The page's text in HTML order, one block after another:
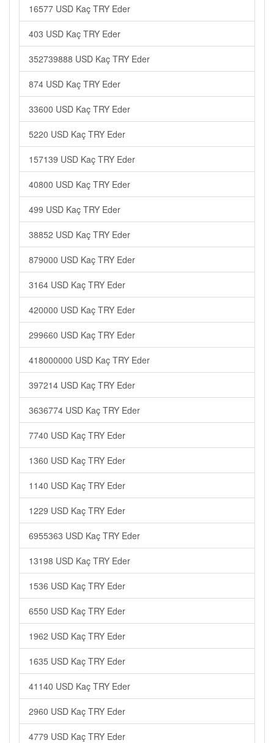
16577 USD Kaç TRY Eder
403 USD Kaç TRY Eder
352739888 USD Kaç TRY Eder
874 USD Kaç TRY Eder
33600 USD Kaç TRY Eder
5220 USD Kaç TRY Eder
157139 USD Kaç TRY Eder
40800 USD Kaç TRY Eder
499 USD Kaç TRY Eder
38852 USD Kaç TRY Eder
879000 USD Kaç TRY Eder
3164 USD Kaç TRY Eder
420000 USD Kaç TRY Eder
299660 USD Kaç TRY Eder
418000000 USD Kaç TRY Eder
397214 USD Kaç TRY Eder
3636774 USD Kaç TRY Eder
7740 USD Kaç TRY Eder
1360 USD Kaç TRY Eder
1140 USD Kaç TRY Eder
1229 USD Kaç TRY Eder
6955363 USD Kaç TRY Eder
13198 USD Kaç TRY Eder
1536 USD Kaç TRY Eder
6550 USD Kaç TRY Eder
1962 USD Kaç TRY Eder
1635 USD Kaç TRY Eder
41140 USD Kaç TRY Eder
2960 USD Kaç TRY Eder
4779 USD Kaç TRY Eder